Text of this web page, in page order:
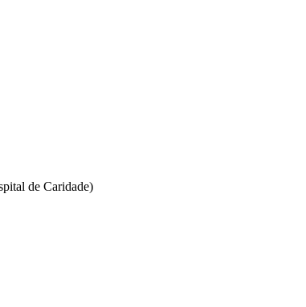
de Caridade)